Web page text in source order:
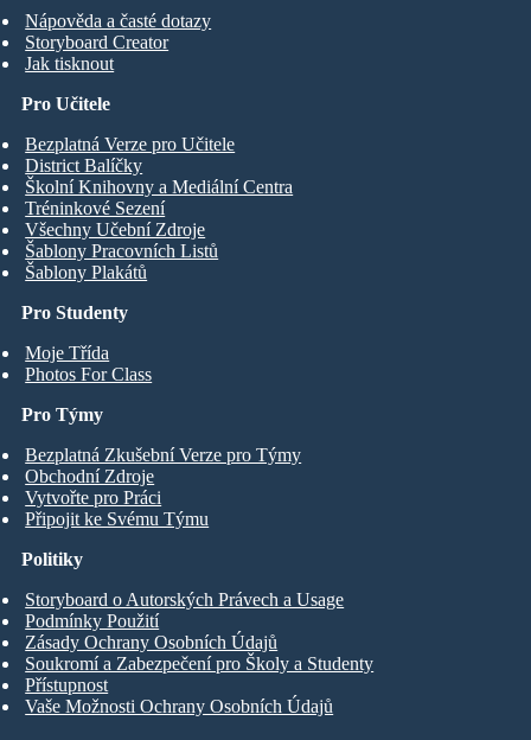
Nápověda a časté dotazy
Storyboard Creator
Jak tisknout
Pro Studenty
Moje Třída
Photos For Class
Pro Učitele
Bezplatná Verze pro Učitele
District Balíčky
Školní Knihovny a Mediální Centra
Tréninkové Sezení
Všechny Učební Zdroje
Šablony Pracovních Listů
Šablony Plakátů
Pro Týmy
Bezplatná Zkušební Verze pro Týmy
Obchodní Zdroje
Vytvořte pro Práci
Připojit ke Svému Týmu
Politiky
Storyboard o Autorských Právech a Usage
Podmínky Použití
Zásady Ochrany Osobních Údajů
Soukromí a Zabezpečení pro Školy a Studenty
Přístupnost
Vaše Možnosti Ochrany Osobních Údajů